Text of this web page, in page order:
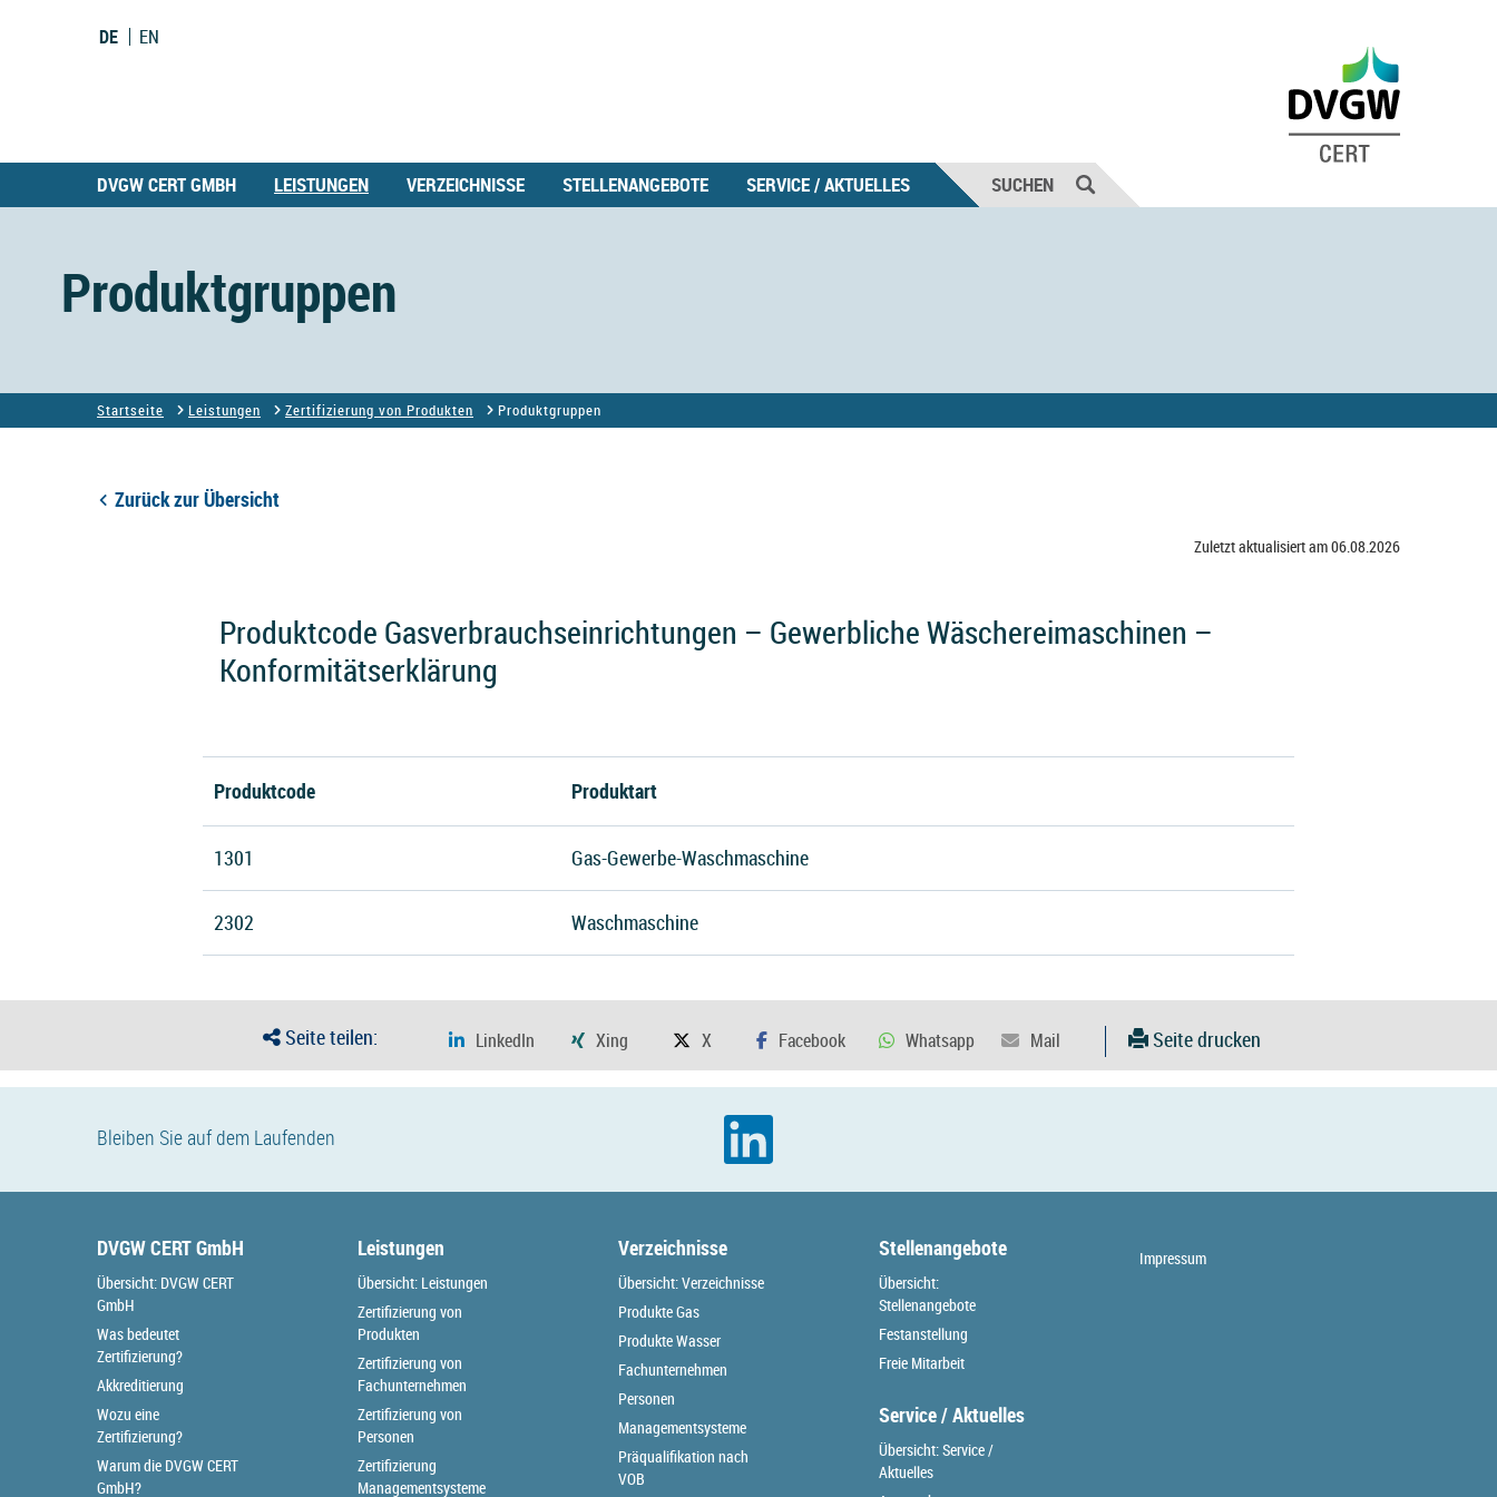
DE EN
DVGW CERT GMBH LEISTUNGEN VERZEICHNISSE STELLENANGEBOTE SERVICE / AKTUELLES SUCHEN
Produktgruppen
Startseite Leistungen Zertifizierung von Produkten Produktgruppen
Zurück zur Übersicht
Zuletzt aktualisiert am 06.08.2026
Produktcode Gasverbrauchseinrichtungen – Gewerbliche Wäschereimaschinen –
Konformitätserklärung
Produktcode Produktart
1301 Gas-Gewerbe-Waschmaschine
2302 Waschmaschine
Seite teilen: Seite drucken
Bleiben Sie auf dem Laufenden
DVGW CERT GmbH
Übersicht: DVGW CERT
GmbH
Was bedeutet
Zertifizierung?
Akkreditierung
Wozu eine
Zertifizierung?
Warum die DVGW CERT
GmbH?
Leistungen
Übersicht: Leistungen
Zertifizierung von
Produkten
Zertifizierung von
Fachunternehmen
Zertifizierung von
Personen
Zertifizierung
Managementsysteme
Verzeichnisse
Übersicht: Verzeichnisse
Produkte Gas
Produkte Wasser
Fachunternehmen
Personen
Managementsysteme
Präqualifikation nach
VOB
Stellenangebote
Übersicht:
Stellenangebote
Festanstellung
Freie Mitarbeit
Service / Aktuelles
Übersicht: Service /
Aktuelles
Impressum